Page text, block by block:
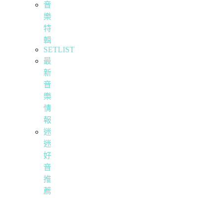
音
樂
特
輯
SETLIST
最
新
音
樂
情
報
迷
迷
好
音
推
薦